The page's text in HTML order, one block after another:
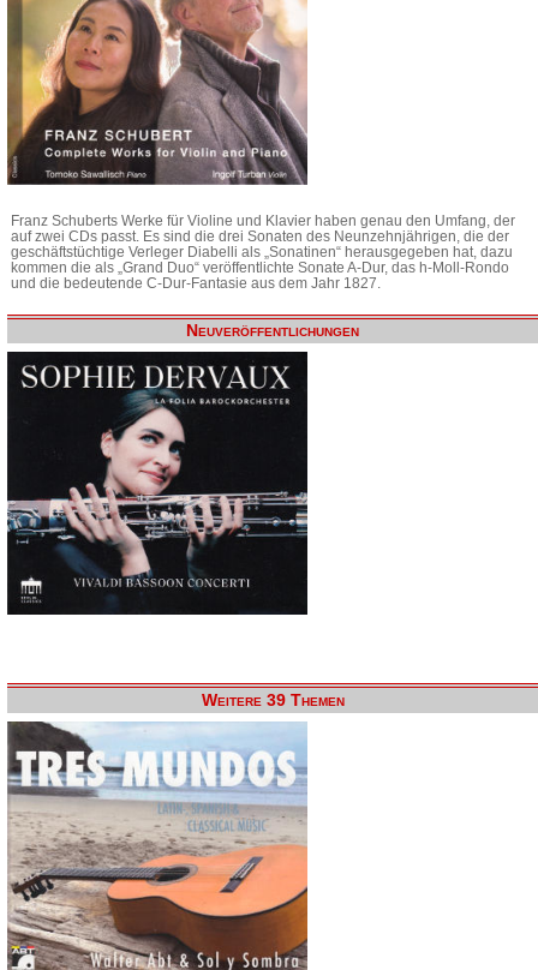
Franz Schuberts Werke für Violine und Klavier haben genau den Umfang, der
auf zwei CDs passt. Es sind die drei Sonaten des Neunzehnjährigen, die der
geschäftstüchtige Verleger Diabelli als „Sonatinen“ herausgegeben hat, dazu
kommen die als „Grand Duo“ veröffentlichte Sonate A-Dur, das h-Moll-Rondo
und die bedeutende C-Dur-Fantasie aus dem Jahr 1827.
Neuveröffentlichungen
Weitere 39 Themen